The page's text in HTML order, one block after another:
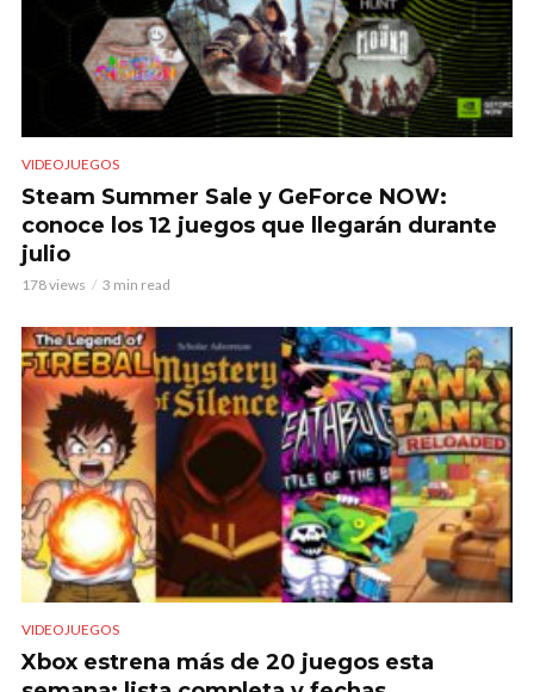
VIDEOJUEGOS
Steam Summer Sale y GeForce NOW:
conoce los 12 juegos que llegarán durante
julio
178 views 3 min read
VIDEOJUEGOS
Xbox estrena más de 20 juegos esta